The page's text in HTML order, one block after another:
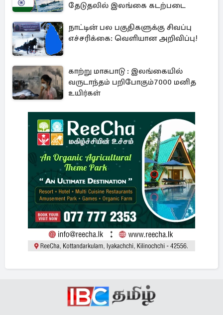
தேடுதலில் இலங்கை கடற்படை
நாட்டின் பல பகுதிகளுக்கு சிவப்பு
எச்சரிக்கை: வெளியான அறிவிப்பு!
காற்று மாசுபாடு : இலங்கையில்
வருடாந்தம் பறிபோகும்7000 மனித
உயிர்கள்